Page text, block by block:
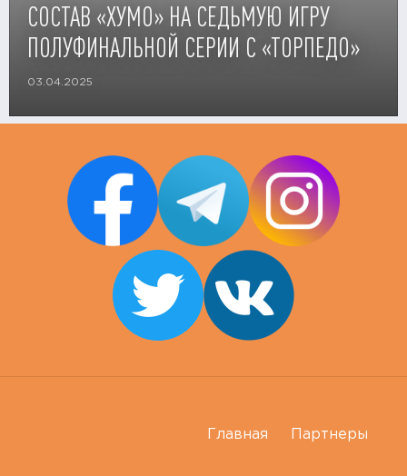
СОСТАВ «ХУМО» НА СЕДЬМУЮ ИГРУ
ПОЛУФИНАЛЬНОЙ СЕРИИ С «ТОРПЕДО»
03.04.2025
Главная Партнеры